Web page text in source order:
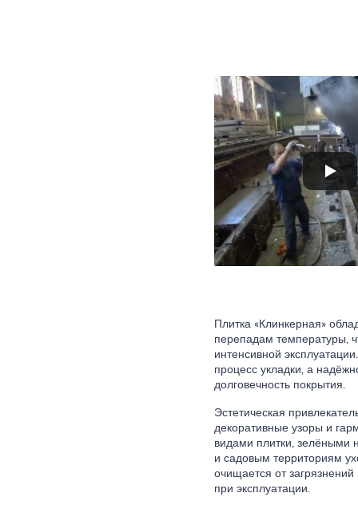
Плитка «Клинкерная»
перепадам температуры,
интенсивной
процесс укладки, а
долговечность покрытия.
Эстетическая
декоративные узоры и
видами плитки,
и садовым территориям
очищается от загрязнений
при эксплуатации.